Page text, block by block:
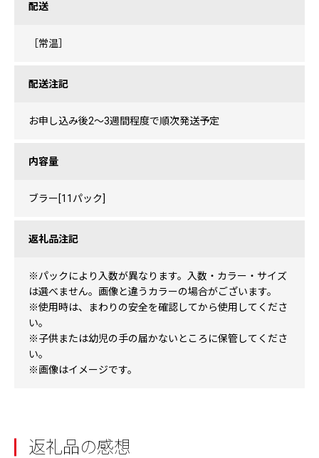
配送
［常温］
配送注記
お申し込み後2〜3週間程度で順次発送予定
内容量
ブラー[11パック]
返礼品注記
※パックにより入数が異なります。入数・カラー・サイズ
は選べません。画像と違うカラーの場合がございます。
※使用時は、まわりの安全を確認してから使用してくださ
い。
※子供または幼児の手の届かないところに保管してくださ
い。
※画像はイメージです。
返礼品の感想